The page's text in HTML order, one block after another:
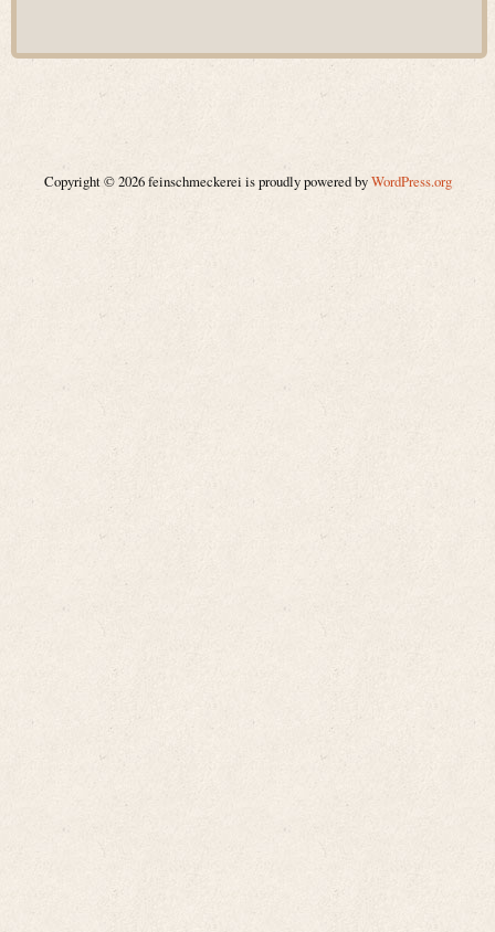
Copyright © 2026 feinschmeckerei is proudly powered byWordPress.org